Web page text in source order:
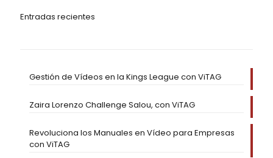
Entradas recientes
Gestión de Vídeos en la Kings League con ViTAG
Zaira Lorenzo Challenge Salou, con ViTAG
Revoluciona los Manuales en Vídeo para Empresas
con ViTAG